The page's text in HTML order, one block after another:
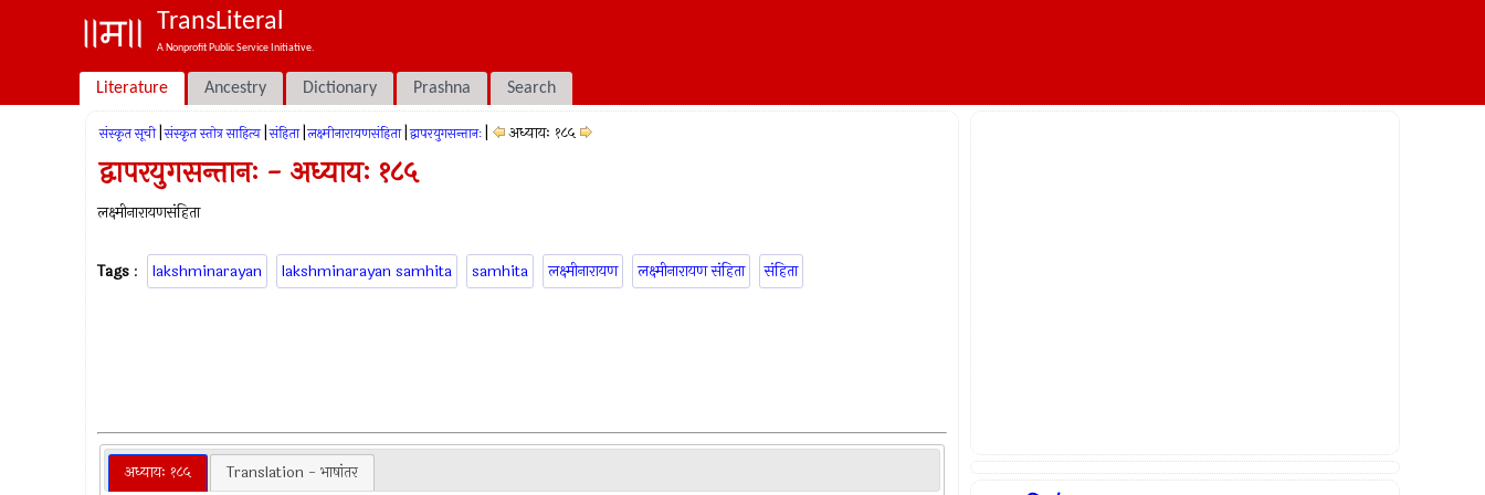
TransLiteral
A Nonprofit Public Service Initiative.
Literature Ancestry Dictionary Prashna Search
संस्कृत सूची संस्कृत स्तोत्र साहित्य संहिता लक्ष्मीनारायणसंहिता द्वापरयुगसन्तानः अध्यायः १८५
द्वापरयुगसन्तानः - अध्यायः १८५
लक्ष्मीनारायणसंहिता
Tags : lakshminarayan lakshminarayan samhita samhita लक्ष्मीनारायण लक्ष्मीनारायण संहिता संहिता
अध्यायः १८५ Translation - भाषांतर